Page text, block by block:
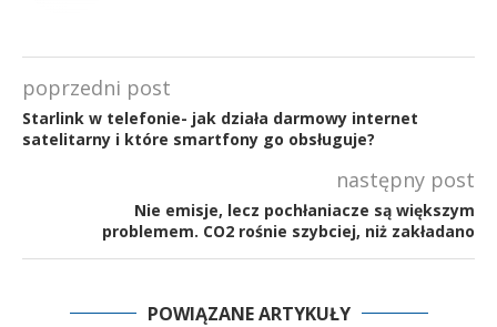
poprzedni post
Starlink w telefonie- jak działa darmowy internet
satelitarny i które smartfony go obsługuje?
następny post
Nie emisje, lecz pochłaniacze są większym
problemem. CO2 rośnie szybciej, niż zakładano
POWIĄZANE ARTYKUŁY